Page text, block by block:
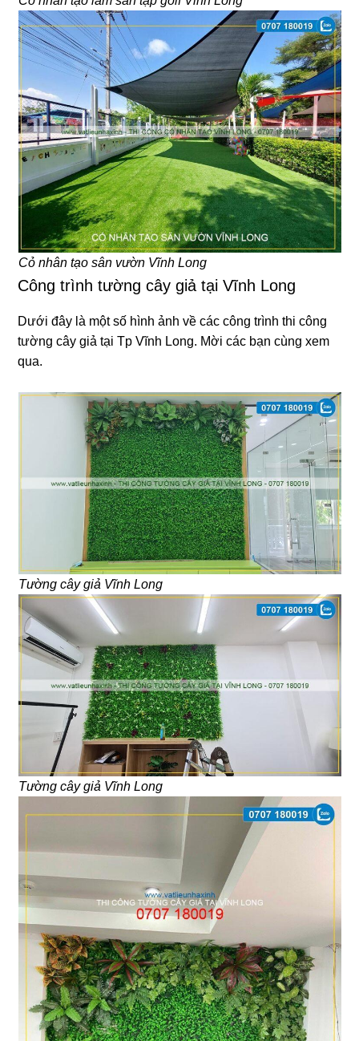
Cỏ nhân tạo sân vườn Vĩnh Long
Công trình tường cây giả tại Vĩnh Long
Dưới đây là một số hình ảnh về các công trình thi công
tường cây giả tại Tp Vĩnh Long. Mời các bạn cùng xem
qua.
Tường cây giả Vĩnh Long
Tường cây giả Vĩnh Long